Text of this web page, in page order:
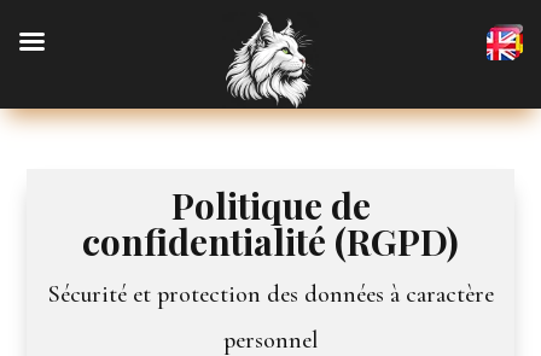
Politique de
confidentialité (RGPD)
Sécurité et protection des données à caractère
personnel